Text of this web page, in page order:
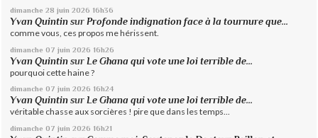
dimanche 28 juin 2026 16h36
Yvan Quintin surProfonde indignation face à la tournure que...
comme vous, ces propos me hérissent.
dimanche 07 juin 2026 16h26
Yvan Quintin sur Le Ghana qui vote une loi terrible de...
pourquoi cette haine ?
dimanche 07 juin 2026 16h24
Yvan Quintin surLe Ghana qui vote une loi terrible de...
véritable chasse aux sorcières ! pire que dans les temps...
dimanche 07 juin 2026 16h21